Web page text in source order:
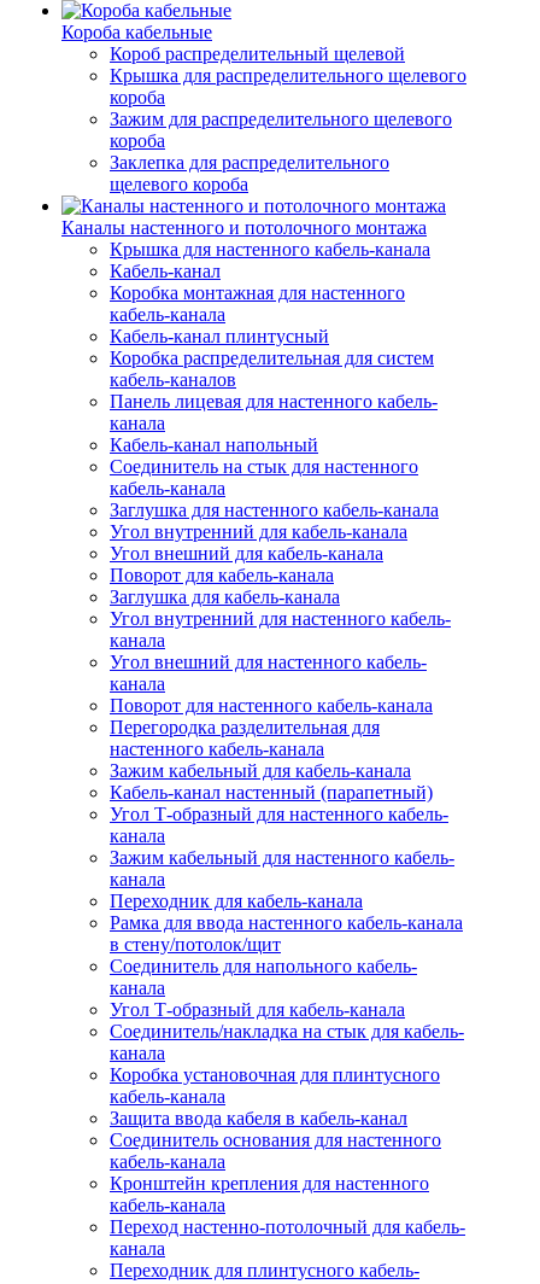
Короба кабельные
Короб распределительный щелевой
Крышка для распределительного щелевого
короба
Зажим для распределительного щелевого
короба
Заклепка для распределительного
щелевого короба
Каналы настенного и потолочного монтажа
Крышка для настенного кабель-канала
Кабель-канал
Коробка монтажная для настенного
кабель-канала
Кабель-канал плинтусный
Коробка распределительная для систем
кабель-каналов
Панель лицевая для настенного кабель-
канала
Кабель-канал напольный
Соединитель на стык для настенного
кабель-канала
Заглушка для настенного кабель-канала
Угол внутренний для кабель-канала
Угол внешний для кабель-канала
Поворот для кабель-канала
Заглушка для кабель-канала
Угол внутренний для настенного кабель-
канала
Угол внешний для настенного кабель-
канала
Поворот для настенного кабель-канала
Перегородка разделительная для
настенного кабель-канала
Зажим кабельный для кабель-канала
Кабель-канал настенный (парапетный)
Угол Т-образный для настенного кабель-
канала
Зажим кабельный для настенного кабель-
канала
Переходник для кабель-канала
Рамка для ввода настенного кабель-канала
в стену/потолок/щит
Соединитель для напольного кабель-
канала
Угол Т-образный для кабель-канала
Соединитель/накладка на стык для кабель-
канала
Коробка установочная для плинтусного
кабель-канала
Защита ввода кабеля в кабель-канал
Соединитель основания для настенного
кабель-канала
Кронштейн крепления для настенного
кабель-канала
Переход настенно-потолочный для кабель-
канала
Переходник для плинтусного кабель-